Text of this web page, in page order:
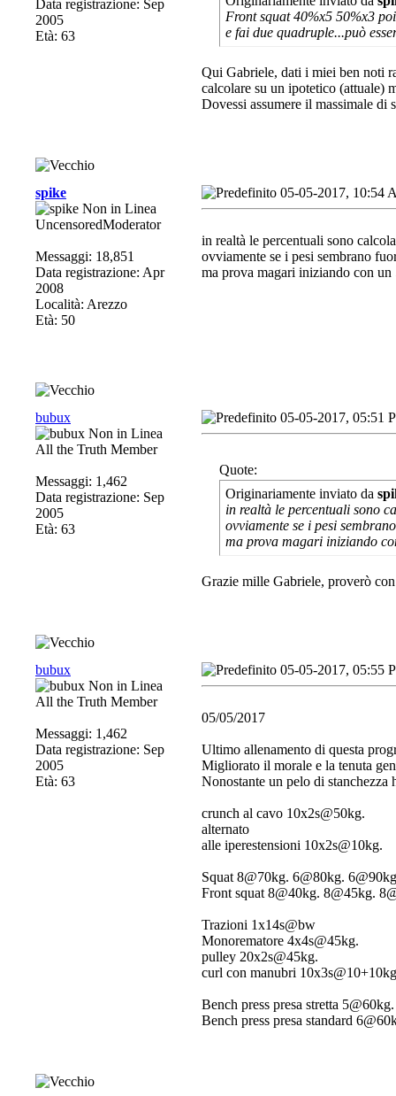
Data registrazione: Sep
2005
Età: 63
Front squat 40%x5 50%x3
e fai due quadruple...può
Qui Gabriele, dati i miei ben noti
calcolare su un ipotetico (attuale)
Dovessi assumere il massimale
spike
UncensoredModerator
Messaggi: 18,851
Data registrazione: Apr
2008
Località: Arezzo
Età: 50
05-05-2017, 10:54
in realtà le percentuali sono
ovviamente se i pesi sembrano
ma prova magari iniziando con
bubux
All the Truth Member
Messaggi: 1,462
Data registrazione: Sep
2005
Età: 63
05-05-2017, 05:51
Quote:
Originariamente inviato da
in realtà le percentuali sono
ovviamente se i pesi
ma prova magari iniziando
Grazie mille Gabriele, proverò
bubux
All the Truth Member
Messaggi: 1,462
Data registrazione: Sep
2005
Età: 63
05-05-2017, 05:55
05/05/2017
Ultimo allenamento di questa
Migliorato il morale e la tenuta
Nonostante un pelo di stanchezza
crunch al cavo 10x2s@50kg.
alternato
alle iperestensioni 10x2s@10kg.
Squat 8@70kg. 6@80kg.
Front squat 8@40kg. 8@45kg.
Trazioni 1x14s@bw
Monorematore 4x4s@45kg.
pulley 20x2s@45kg.
curl con manubri
Bench press presa stretta
Bench press presa standard